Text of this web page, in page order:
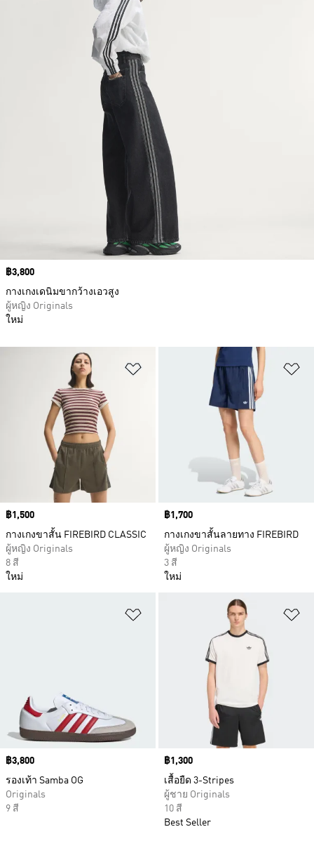
เพิ่มไปยังรายการสินค้าโปรด
Price
฿1,500
กางเกงขาสั้น FIREBIRD CLASSIC
ผู้หญิง Originals
8 สี
ใหม่
Price
฿1,700
กางเกงขาสั้นลายทาง FIREBIRD
ผู้หญิง Originals
3 สี
ใหม่
เพิ่มไปยังรายการสินค้าโปรด
Price
฿3,800
รองเท้า Samba OG
Originals
9 สี
Price
฿1,300
เสื้อยืด 3-Stripes
ผู้ชาย Originals
10 สี
Best Seller
Price
฿3,800
กางเกงเดนิมขากว้างเอวสูง
ผู้หญิง Originals
ใหม่